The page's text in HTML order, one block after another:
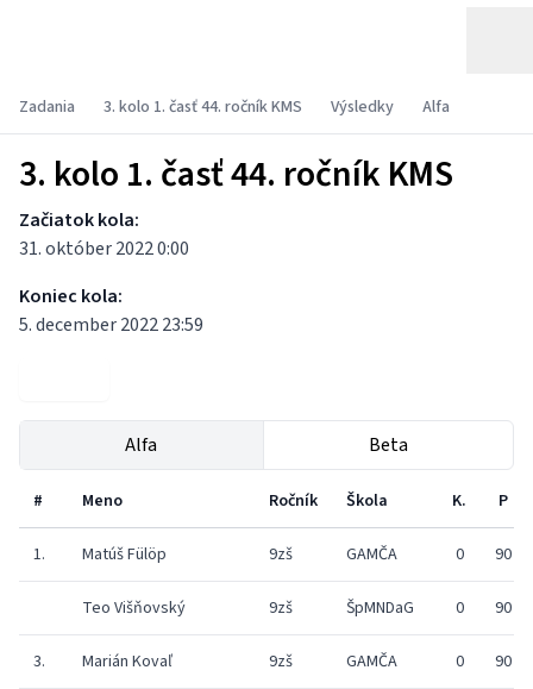
Zadania 3. kolo 1. časť 44. ročník KMS Výsledky Alfa
3. kolo 1. časť 44. ročník KMS
Začiatok kola:
31. október 2022 0:00
Koniec kola:
5. december 2022 23:59
Alfa Beta
# Meno Ročník Škola K. P
1. Matúš Fülöp 9zš GAMČA 0 90
Teo Višňovský 9zš ŠpMNDaG 0 90
3. Marián Kovaľ 9zš GAMČA 0 90